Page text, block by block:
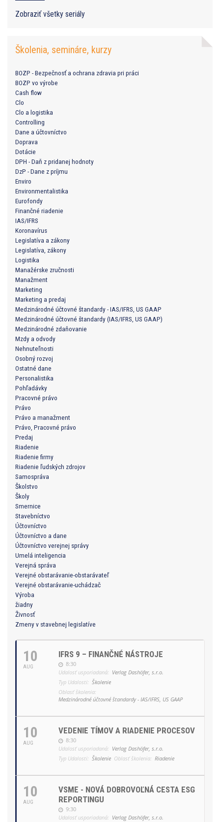
Zobraziť všetky seriály
Školenia, semináre, kurzy
BOZP - Bezpečnosť a ochrana zdravia pri práci
BOZP vo výrobe
Cash flow
Clo
Clo a logistika
Controlling
Dane a účtovníctvo
Doprava
Dotácie
DPH - Daň z pridanej hodnoty
DzP - Dane z príjmu
Enviro
Environmentalistika
Eurofondy
Finančné riadenie
IAS/IFRS
Koronavírus
Legislatíva a zákony
Legislatíva, zákony
Logistika
Manažérske zručnosti
Manažment
Marketing
Marketing a predaj
Medzinárodné účtovné štandardy - IAS/IFRS, US GAAP
Medzinárodné účtovné štandardy (IAS/IFRS, US GAAP)
Medzinárodné zdaňovanie
Mzdy a odvody
Nehnuteľnosti
Osobný rozvoj
Ostatné dane
Personalistika
Pohľadávky
Pracovné právo
Právo
Právo a manažment
Právo, Pracovné právo
Predaj
Riadenie
Riadenie firmy
Riadenie ľudských zdrojov
Samospráva
Školstvo
Školy
Smernice
Stavebníctvo
Účtovníctvo
Účtovníctvo a dane
Účtovníctvo verejnej správy
Umelá inteligencia
Verejná správa
Verejné obstarávanie-obstarávateľ
Verejné obstarávanie-uchádzač
Výroba
žiadny
Živnosť
Zmeny v stavebnej legislatíve
10
AUG
IFRS 9 – FINANČNÉ NÁSTROJE
8:30
Udalosť usporiadaná: Verlag Dashöfer, s.r.o.
Typ Udalosti: Školenie
Oblasť školenia:
Medzinárodné účtovné štandardy - IAS/IFRS, US GAAP
10
AUG
VEDENIE TÍMOV A RIADENIE PROCESOV
8:30
Udalosť usporiadaná: Verlag Dashöfer, s.r.o.
Typ Udalosti: Školenie Oblasť školenia: Riadenie
10
AUG
VSME - NOVÁ DOBROVOĽNÁ CESTA ESG
REPORTINGU
9:30
Udalosť usporiadaná: Verlag Dashöfer, s.r.o.